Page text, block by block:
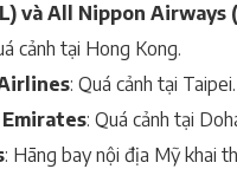
và All Nippon Airways
cảnh tại Hong Kong.
: Quá cảnh tại Taipei.
: Quá cảnh tại
: Hãng bay nội địa Mỹ khai